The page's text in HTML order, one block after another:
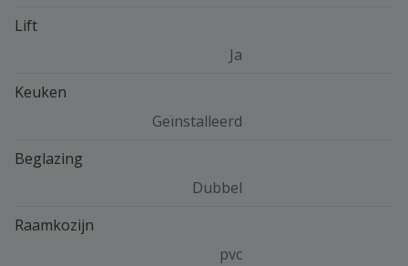
Lift
Ja
Keuken
Geïnstalleerd
Beglazing
Dubbel
Raamkozijn
pvc